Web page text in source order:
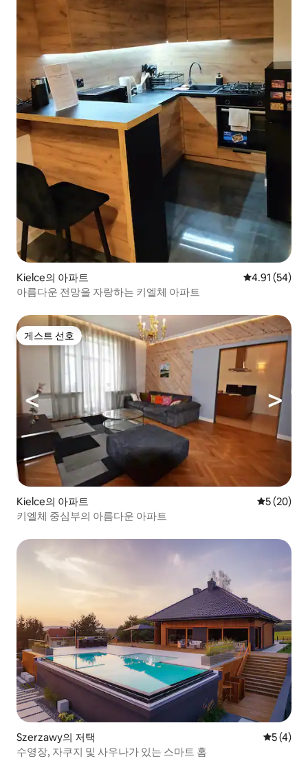
Kielce의 아파트 평점 4.91점
4.91 (54)
아름다운 전망을 자랑하는 키엘체 아파트
게스트 선호
게스트 선호
Kielce의 아파트 평점 5점(5
5 (20)
키엘체 중심부의 아름다운 아파트
Szerzawy의 저택 평점 5점
5 (4)
수영장, 자쿠지 및 사우나가 있는 스마트 홈